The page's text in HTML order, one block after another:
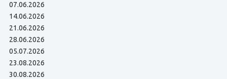
07.06.2026
14.06.2026
21.06.2026
28.06.2026
05.07.2026
23.08.2026
30.08.2026